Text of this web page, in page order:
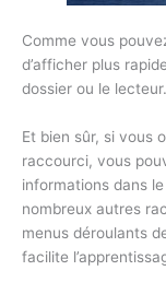
Comme vous
d’afficher plus
dossier ou le lecteur.
Et bien sûr, si vous
raccourci, vous
informations dans
nombreux autres
menus déroulants
facilite